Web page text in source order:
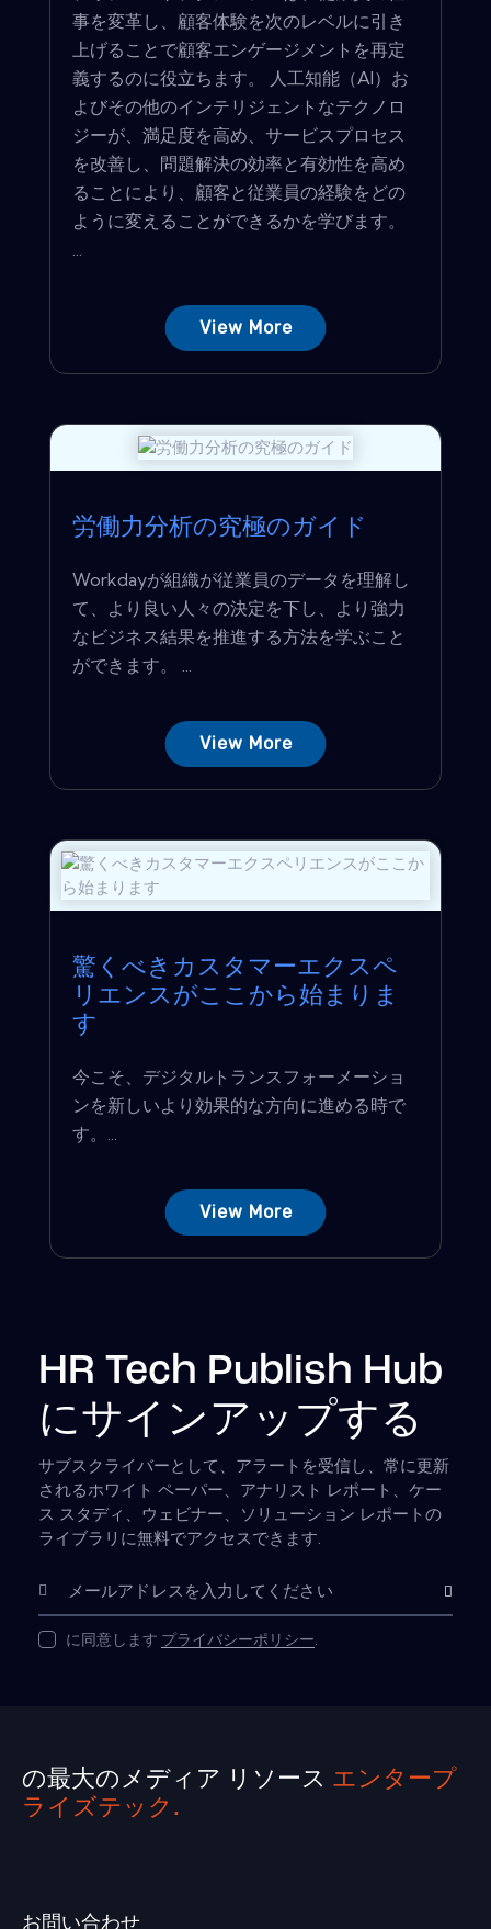
事を変革し、顧客体験を次のレベルに引き
上げることで顧客エンゲージメントを再定
義するのに役立ちます。 人工知能（AI）お
よびその他のインテリジェントなテクノロ
ジーが、満足度を高め、サービスプロセス
を改善し、問題解決の効率と有効性を高め
ることにより、顧客と従業員の経験をどの
ように変えることができるかを学びます。
View More
労働力分析の究極のガイド
Workdayが組織が従業員のデータを理解し
て、より良い人々の決定を下し、より強力
なビジネス結果を推進する方法を学ぶこと
ができます。 ...
View More
驚くべきカスタマーエクスペ
リエンスがここから始まりま
す
今こそ、デジタルトランスフォーメーショ
ンを新しいより効果的な方向に進める時で
す。...
View More
HR Tech Publish Hub
にサインアップする
サブスクライバーとして、アラートを受信し、常に更新
されるホワイト ペーパー、アナリスト レポート、ケー
ス スタディ、ウェビナー、ソリューション レポートの
ライブラリに無料でアクセスできます.
購読
に同意します プライバシーポリシー.
の最大のメディア リソース エンタープ
ライズテック.
お問い合わせ